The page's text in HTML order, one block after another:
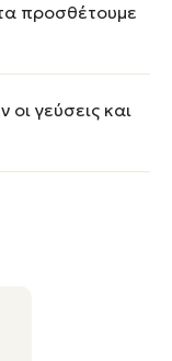
προσθέτουμε
γεύσεις και